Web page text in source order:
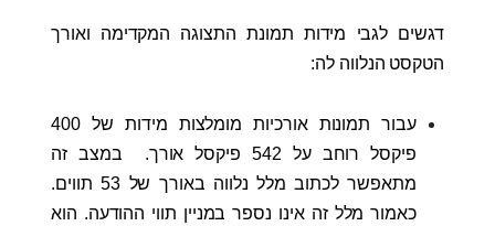
דגשים לגבי מידות תמונת התצוגה המקדימה ואורך
הטקסט הנלווה לה:
עבור תמונות אורכיות מומלצות מידות של 400
פיקסל רוחב על 542 פיקסל אורך. במצב זה
מתאפשר לכתוב מלל נלווה באורך של 53 תווים.
כאמור מלל זה אינו נספר במניין תווי ההודעה. הוא